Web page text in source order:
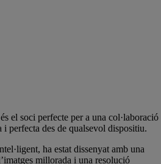
el soci perfecte per a una col·laboració
i perfecta des de qualsevol dispositiu.
ha estat dissenyat amb una
millorada i una resolució